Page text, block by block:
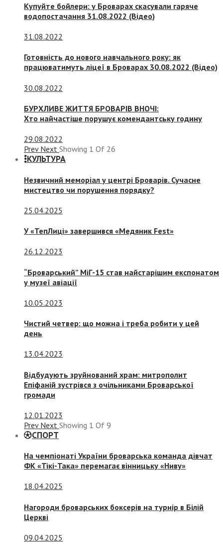
Купуйте бойлери: у Броварах скасували гаряче
водопостачання 31.08.2022 (Відео)
31.08.2022
Готовність до нового навчального року: як
працюватимуть ліцеї в Броварах 30.08.2022 (Відео)
30.08.2022
БУРХЛИВЕ ЖИТТЯ БРОВАРІВ ВНОЧІ:
Хто найчастіше порушує комендантську годину
29.08.2022
Prev Next Showing 1 Of 26
КУЛЬТУРА
Незвичний меморіал у центрі Броварів. Сучасне
мистецтво чи порушення порядку?
25.04.2025
У «ТепЛиці» завершився «Медяник Fest»
26.12.2023
“Броварський” МіГ-15 став найстарішим експонатом
у музеї авіації
10.05.2023
Чистий четвер: що можна і треба робити у цей
день
13.04.2023
Відбудують зруйнований храм: митрополит
Епіфаній зустрівся з очільниками Броварської
громади
12.01.2023
Prev Next Showing 1 Of 9
СПОРТ
На чемпіонаті України броварська команда дівчат
ФК «Тікі-Така» перемагає вінницьку «Ниву»
18.04.2025
Нагороди броварських боксерів на турнір в Білій
Церкві
09.04.2025